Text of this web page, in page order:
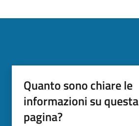
Quanto sono chiare le
informazioni su questa
pagina?